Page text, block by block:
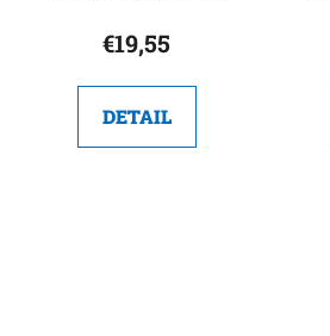
€19,55
DETAIL